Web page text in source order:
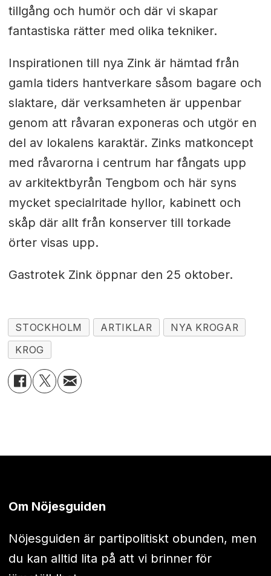
tillgång och humör och där vi skapar
fantastiska rätter med olika tekniker.
Inspirationen till nya Zink är hämtad från
gamla tiders hantverkare såsom bagare och
slaktare, där verksamheten är uppenbar
genom att råvaran exponeras och utgör en
del av lokalens karaktär. Zinks matkoncept
med råvarorna i centrum har fångats upp
av arkitektbyrån Tengbom och här syns
mycket specialritade hyllor, kabinett och
skåp där allt från konserver till torkade
örter visas upp.
Gastrotek Zink öppnar den 25 oktober.
STOCKHOLM ARTIKLAR
NYA KROGAR
KROG
Om Nöjesguiden
Nöjesguiden är partipolitiskt obunden, men
du kan alltid lita på att vi brinner för